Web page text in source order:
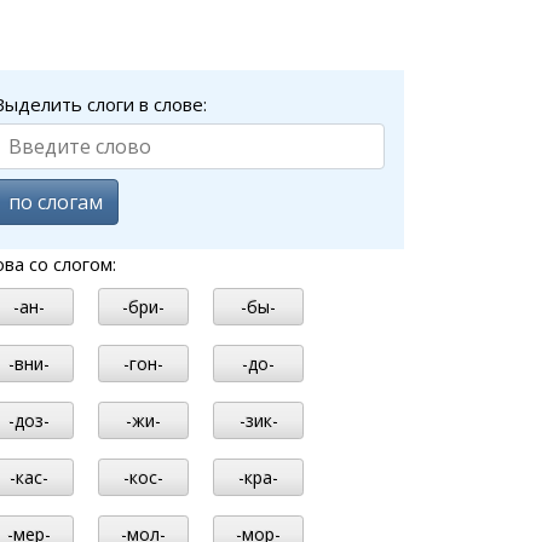
слоги в слове:
по слогам
со слогом:
-ан- -бри- -бы-
-вни- -гон- -до-
-доз- -жи- -зик-
-кас- -кос- -кра-
-мер- -мол- -мор-